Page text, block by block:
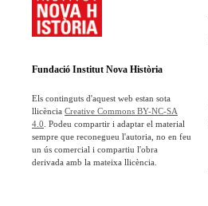
Fundació Institut Nova Història
Els continguts d'aquest web estan sota
llicència Creative Commons BY-NC-SA
4.0 . Podeu compartir i adaptar el material
sempre que reconegueu l'autoria, no en feu
un ús comercial i compartiu l'obra
derivada amb la mateixa llicència.